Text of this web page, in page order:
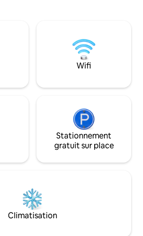
entrez. Nous
vous devrez
vos besoins. Rendez votre séjour
vraiment
Wifi
Stationnement
gratuit sur place
Climatisation